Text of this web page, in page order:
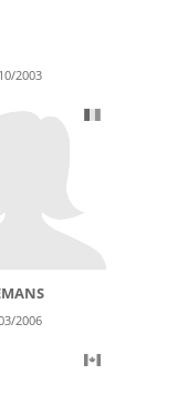
2003
2006